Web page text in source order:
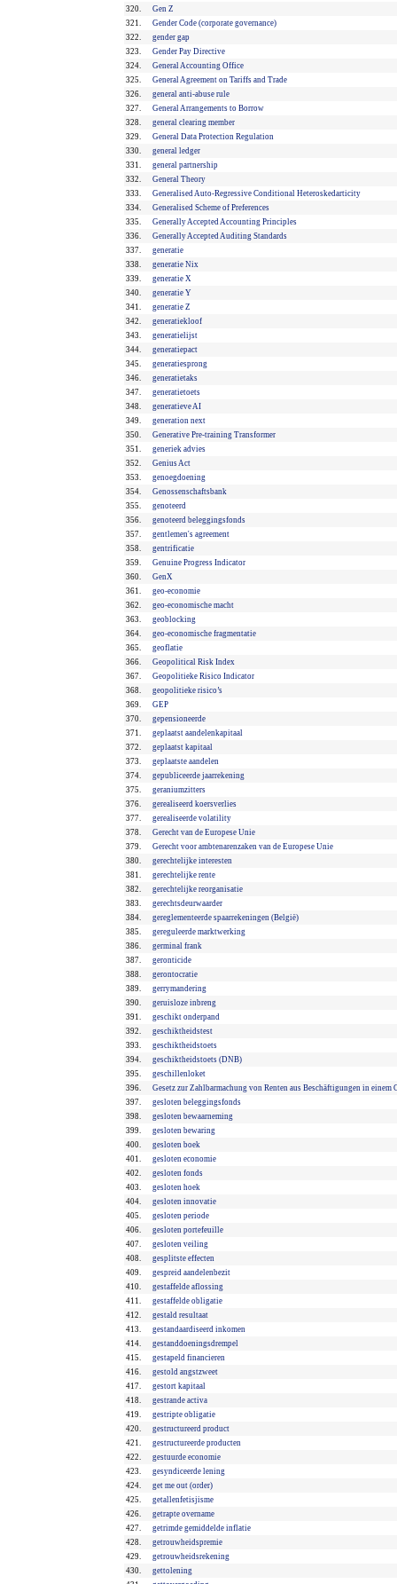
320.
Gen Z
321.
Gender Code (corporate governance)
322.
gender gap
323.
Gender Pay Directive
324.
General Accounting Office
325.
General Agreement on Tariffs and Trade
326.
general anti-abuse rule
327.
General Arrangements to Borrow
328.
general clearing member
329.
General Data Protection Regulation
330.
general ledger
331.
general partnership
332.
General Theory
333.
Generalised Auto-Regressive Conditional Heteroskedarticity
334.
Generalised Scheme of Preferences
335.
Generally Accepted Accounting Principles
336.
Generally Accepted Auditing Standards
337.
generatie
338.
generatie Nix
339.
generatie X
340.
generatie Y
341.
generatie Z
342.
generatiekloof
343.
generatielijst
344.
generatiepact
345.
generatiesprong
346.
generatietaks
347.
generatietoets
348.
generatieve AI
349.
generation next
350.
Generative Pre-training Transformer
351.
generiek advies
352.
Genius Act
353.
genoegdoening
354.
Genossenschaftsbank
355.
genoteerd
356.
genoteerd beleggingsfonds
357.
gentlemen's agreement
358.
gentrificatie
359.
Genuine Progress Indicator
360.
GenX
361.
geo-economie
362.
geo-economische macht
363.
geoblocking
364.
geo-economische fragmentatie
365.
geoflatie
366.
Geopolitical Risk Index
367.
Geopolitieke Risico Indicator
368.
geopolitieke risico’s
369.
GEP
370.
gepensioneerde
371.
geplaatst aandelenkapitaal
372.
geplaatst kapitaal
373.
geplaatste aandelen
374.
gepubliceerde jaarrekening
375.
geraniumzitters
376.
gerealiseerd koersverlies
377.
gerealiseerde volatility
378.
Gerecht van de Europese Unie
379.
Gerecht voor ambtenarenzaken van de Europese Unie
380.
gerechtelijke interesten
381.
gerechtelijke rente
382.
gerechtelijke reorganisatie
383.
gerechtsdeurwaarder
384.
gereglementeerde spaarrekeningen (België)
385.
gereguleerde marktwerking
386.
germinal frank
387.
geronticide
388.
gerontocratie
389.
gerrymandering
390.
geruisloze inbreng
391.
geschikt onderpand
392.
geschiktheidstest
393.
geschiktheidstoets
394.
geschiktheidstoets (DNB)
395.
geschillenloket
396.
Gesetz zur Zahlbarmachung von Renten aus Beschäftigungen in einem
397.
gesloten beleggingsfonds
398.
gesloten bewaarneming
399.
gesloten bewaring
400.
gesloten boek
401.
gesloten economie
402.
gesloten fonds
403.
gesloten hoek
404.
gesloten innovatie
405.
gesloten periode
406.
gesloten portefeuille
407.
gesloten veiling
408.
gesplitste effecten
409.
gespreid aandelenbezit
410.
gestaffelde aflossing
411.
gestaffelde obligatie
412.
gestald resultaat
413.
gestandaardiseerd inkomen
414.
gestanddoeningsdrempel
415.
gestapeld financieren
416.
gestold angstzweet
417.
gestort kapitaal
418.
gestrande activa
419.
gestripte obligatie
420.
gestructureerd product
421.
gestructureerde producten
422.
gestuurde economie
423.
gesyndiceerde lening
424.
get me out (order)
425.
getallenfetisjisme
426.
getrapte overname
427.
getrimde gemiddelde inflatie
428.
getrouwheidspremie
429.
getrouwheidsrekening
430.
gettolening